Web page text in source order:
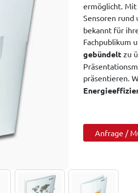
ermöglicht. Mit
Sensoren rund
bekannt für
Fachpublikum
gebündelt zu
präsentieren.
Anfrage /